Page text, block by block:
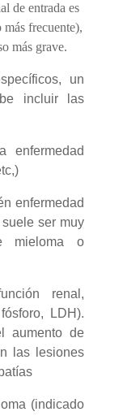
de entrada es
frecuente),
más grave.
un
incluir las
enfermedad
enfermedad
ser muy
mieloma o
renal,
LDH).
aumento de
las lesiones
(indicado